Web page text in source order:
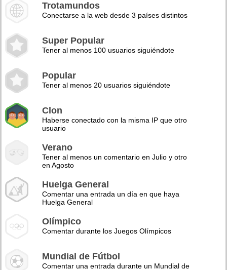
Trotamundos
Conectarse a la web desde 3 países distintos
Super Popular
Tener al menos 100 usuarios siguiéndote
Popular
Tener al menos 20 usuarios siguiéndote
Clon
Haberse conectado con la misma IP que otro
usuario
Verano
Tener al menos un comentario en Julio y otro
en Agosto
Huelga General
Comentar una entrada un día en que haya
Huelga General
Olímpico
Comentar durante los Juegos Olímpicos
Mundial de Fútbol
Comentar una entrada durante un Mundial de